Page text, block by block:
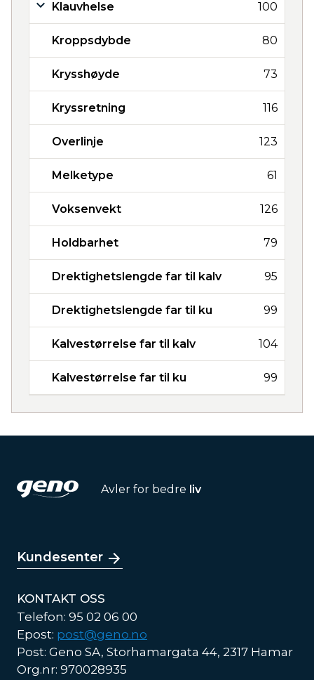
Klauvhelse 100
Kroppsdybde 80
Krysshøyde 73
Kryssretning 116
Overlinje 123
Melketype 61
Voksenvekt 126
Holdbarhet 79
Drektighetslengde far til kalv 95
Drektighetslengde far til ku 99
Kalvestørrelse far til kalv 104
Kalvestørrelse far til ku 99
Avler for bedre liv
Kundesenter
KONTAKT OSS
Telefon: 95 02 06 00
Epost: post@geno.no
Post: Geno SA, Storhamargata 44, 2317 Hamar
Org.nr: 970028935